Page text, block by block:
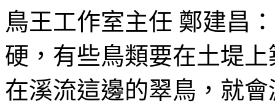
鳥王工作室主任 鄭建昌
硬，有些鳥類要在土堤
在溪流這邊的翠鳥，就